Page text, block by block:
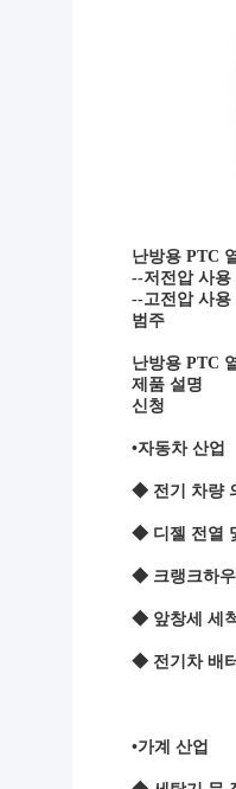
난방용 PTC
--저전압 사용
--고전압 사용
범주
난방용 PTC
제품 설명
신청
•자동차 산업
◆ 전기 차량
◆ 디젤 전열
◆ 크랭크하
◆ 앞창세 세
◆ 전기차 배
•가계 산업